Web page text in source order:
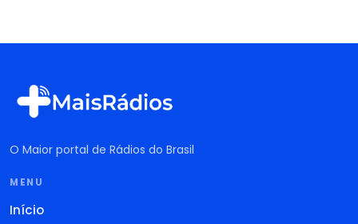
O Maior portal de Rádios do Brasil
MENU
Início